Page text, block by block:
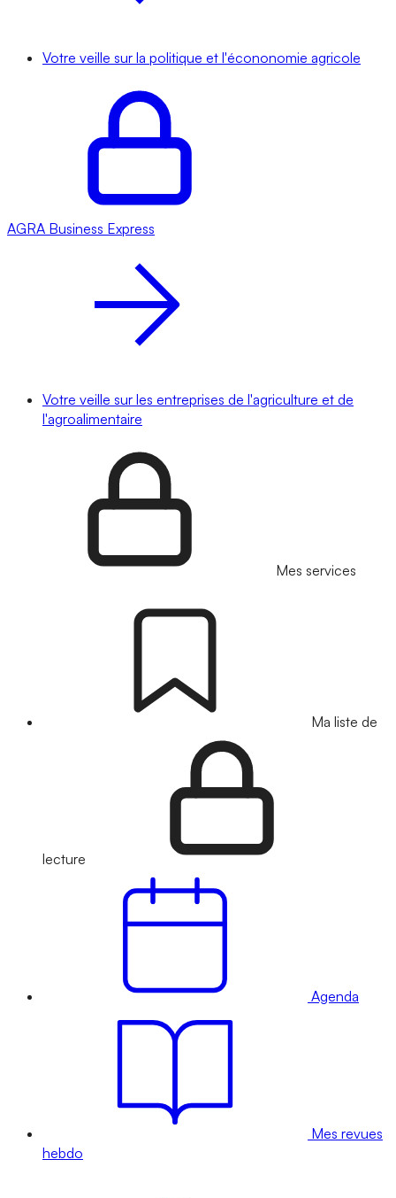
Votre veille sur la politique et l'écononomie agricole
AGRA Business Express
Votre veille sur les entreprises de l'agriculture et de
l'agroalimentaire
Mes services
Ma liste de
lecture
Agenda
Mes revues
hebdo